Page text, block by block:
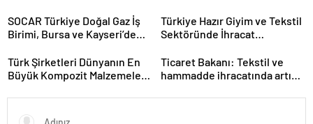
yapıyoruz
SOCAR Türkiye Doğal Gaz İş
Birimi, Bursa ve Kayseri’de
Türkiye Hazır Giyim ve Tekstil
Sektöründe İhracat
Türk Şirketleri Dünyanın En
Büyük Kompozit Malzemeler
Ticaret Bakanı: Tekstil ve
hammadde ihracatında artış